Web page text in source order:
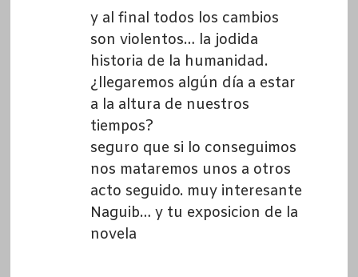
y al final todos los cambios
son violentos… la jodida
historia de la humanidad.
¿llegaremos algún día a estar
a la altura de nuestros
tiempos?
seguro que si lo conseguimos
nos mataremos unos a otros
acto seguido. muy interesante
Naguib… y tu exposicion de la
novela